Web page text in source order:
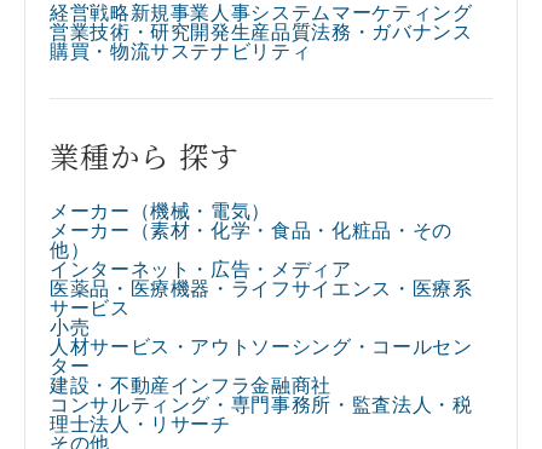
経営戦略新規事業 人事システム マーケティング
営業技術・研究開発生産品質法務・ガバナンス
購買・物流サステナビリティ
業種から 探す
メーカー（機械・電気）
メーカー（素材・化学・食品・化粧品・その
他）​
インターネット・広告・メディア​
医薬品・医療機器・ライフサイエンス・医療系
サービス​
小売​
人材サービス・アウトソーシング・コールセン
ター​
建設・不動産インフラ金融商社
コンサルティング・専門事務所・監査法人・税
理士法人・リサーチ​
その他